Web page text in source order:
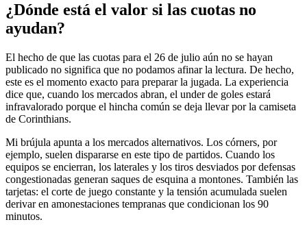
¿Dónde está el valor si las cuotas no
ayudan?
El hecho de que las cuotas para el 26 de julio aún no se hayan
publicado no significa que no podamos afinar la lectura. De hecho,
este es el momento exacto para preparar la jugada. La experiencia
dice que, cuando los mercados abran, el under de goles estará
infravalorado porque el hincha común se deja llevar por la camiseta
de Corinthians.
Mi brújula apunta a los mercados alternativos. Los córners, por
ejemplo, suelen dispararse en este tipo de partidos. Cuando los
equipos se encierran, los laterales y los tiros desviados por defensas
congestionadas generan saques de esquina a montones. También las
tarjetas: el corte de juego constante y la tensión acumulada suelen
derivar en amonestaciones tempranas que condicionan los 90
minutos.